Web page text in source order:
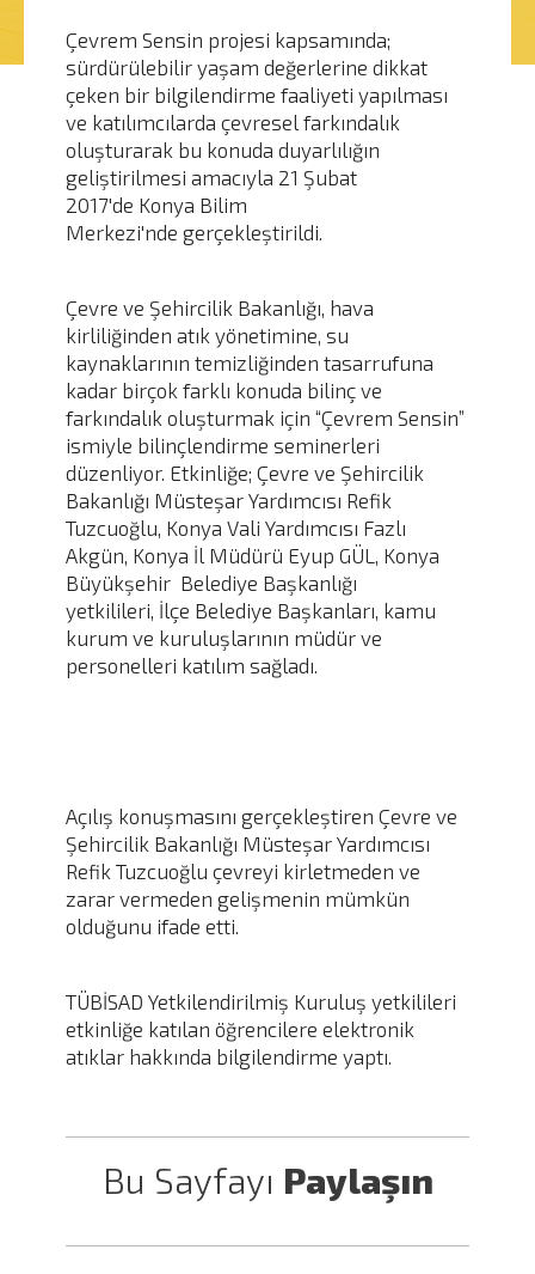
Çevrem Sensin projesi kapsamında;
sürdürülebilir yaşam değerlerine dikkat
çeken bir bilgilendirme faaliyeti yapılması
ve katılımcılarda çevresel farkındalık
oluşturarak bu konuda duyarlılığın
geliştirilmesi amacıyla 21 Şubat
2017'de Konya Bilim
Merkezi'nde gerçekleştirildi.
Çevre ve Şehircilik Bakanlığı, hava
kirliliğinden atık yönetimine, su
kaynaklarının temizliğinden tasarrufuna
kadar birçok farklı konuda bilinç ve
farkındalık oluşturmak için “Çevrem Sensin”
ismiyle bilinçlendirme seminerleri
düzenliyor. Etkinliğe; Çevre ve Şehircilik
Bakanlığı Müsteşar Yardımcısı Refik
Tuzcuoğlu, Konya Vali Yardımcısı Fazlı
Akgün, Konya İl Müdürü Eyup GÜL, Konya
Büyükşehir Belediye Başkanlığı
yetkilileri, İlçe Belediye Başkanları, kamu
kurum ve kuruluşlarının müdür ve
personelleri katılım sağladı.
Açılış konuşmasını gerçekleştiren Çevre ve
Şehircilik Bakanlığı Müsteşar Yardımcısı
Refik Tuzcuoğlu çevreyi kirletmeden ve
zarar vermeden gelişmenin mümkün
olduğunu ifade etti.
TÜBİSAD Yetkilendirilmiş Kuruluş yetkilileri
etkinliğe katılan öğrencilere elektronik
atıklar hakkında bilgilendirme yaptı.
Bu Sayfayı Paylaşın